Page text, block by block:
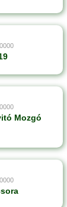
Mozgó